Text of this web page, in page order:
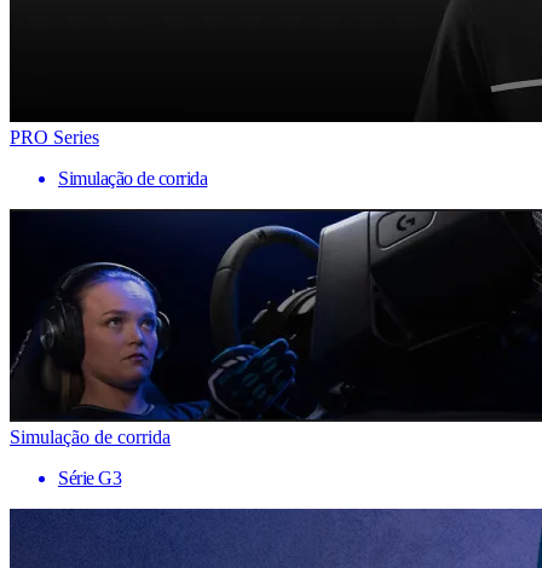
PRO Series
Simulação de corrida
Simulação de corrida
Série G3